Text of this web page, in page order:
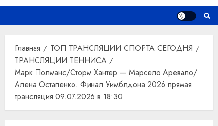
Главная
ТОП ТРАНСЛЯЦИИ СПОРТА СЕГОДНЯ
ТРАНСЛЯЦИИ ТЕННИСА
Марк Полманс/Сторм Хантер — Марсело Аревало/
Алена Остапенко. Финал Уимблдона 2026 прямая
трансляция 09.07.2026 в 18:30